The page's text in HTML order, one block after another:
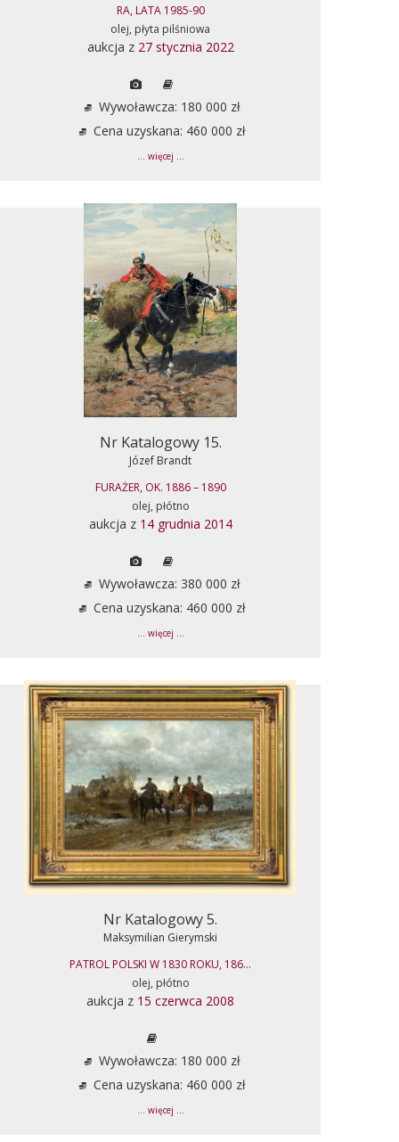
RA, LATA 1985-90
olej, płyta pilśniowa
aukcja z 27 stycznia 2022
Wywoławcza: 180 000 zł
Cena uzyskana: 460 000 zł
... więcej ...
Nr Katalogowy 15.
Józef Brandt
FURAŻER, OK. 1886 – 1890
olej, płótno
aukcja z 14 grudnia 2014
Wywoławcza: 380 000 zł
Cena uzyskana: 460 000 zł
... więcej ...
Nr Katalogowy 5.
Maksymilian Gierymski
PATROL POLSKI W 1830 ROKU, 186...
olej, płótno
aukcja z 15 czerwca 2008
Wywoławcza: 180 000 zł
Cena uzyskana: 460 000 zł
... więcej ...